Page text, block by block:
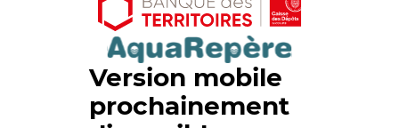
Version mobile
prochainement